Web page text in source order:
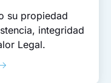
su propiedad
integridad
Legal.